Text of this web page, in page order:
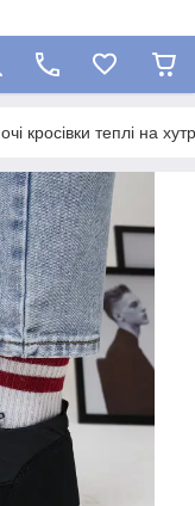
кросівки теплі на